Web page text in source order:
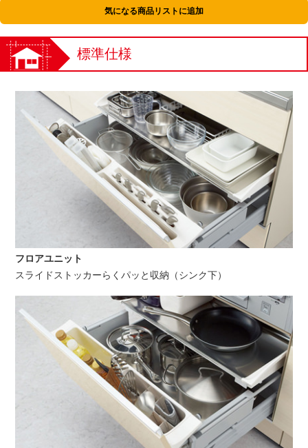
気になる商品リストに追加
標準仕様
フロアユニット
スライドストッカーらくパッと収納（シンク下）